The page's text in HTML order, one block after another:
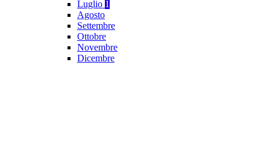
Luglio 1
Agosto
Settembre
Ottobre
Novembre
Dicembre